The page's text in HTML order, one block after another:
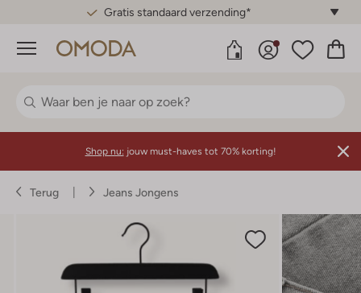
Gratis standaard verzending*
Menu
Shop nu: jouw must-haves tot 70% korting!
Terug Jeans Jongens